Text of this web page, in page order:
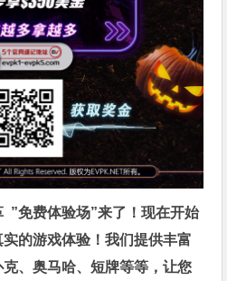
”免费体验场”来了！现在开始
的游戏体验！我们提供丰富
、奥马哈、短牌等等，让您